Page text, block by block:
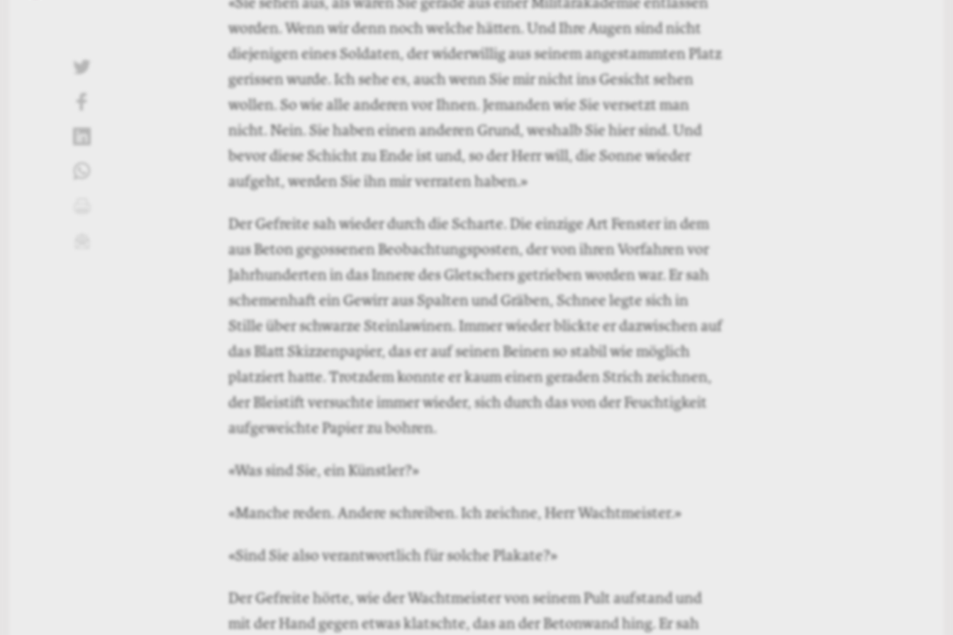
worden. Wenn wir denn noch welche hätten. Und Ihre Augen sind nicht
diejenigen eines Soldaten, der widerwillig aus seinem angestammten Platz
gerissen wurde. Ich sehe es, auch wenn Sie mir nicht ins Gesicht sehen
wollen. So wie alle anderen vor Ihnen. Jemanden wie Sie versetzt man
nicht. Nein. Sie haben einen anderen Grund, weshalb Sie hier sind. Und
bevor diese Schicht zu Ende ist und, so der Herr will, die Sonne wieder
aufgeht, werden Sie ihn mir verraten haben.»
Der Gefreite sah wieder durch die Scharte. Die einzige Art Fenster in dem
aus Beton gegossenen Beobachtungsposten, der von ihren Vorfahren vor
Jahrhunderten in das Innere des Gletschers getrieben worden war. Er sah
schemenhaft ein Gewirr aus Spalten und Gräben, Schnee legte sich in
Stille über schwarze Steinlawinen. Immer wieder blickte er dazwischen auf
das Blatt Skizzenpapier, das er auf seinen Beinen so stabil wie möglich
platziert hatte. Trotzdem konnte er kaum einen geraden Strich zeichnen,
der Bleistift versuchte immer wieder, sich durch das von der Feuchtigkeit
aufgeweichte Papier zu bohren.
«Was sind Sie, ein Künstler?»
«Manche reden. Andere schreiben. Ich zeichne, Herr Wachtmeister.»
«Sind Sie also verantwortlich für solche Plakate?»
Der Gefreite hörte, wie der Wachtmeister von seinem Pult aufstand und
mit der Hand gegen etwas klatschte, das an der Betonwand hing. Er sah